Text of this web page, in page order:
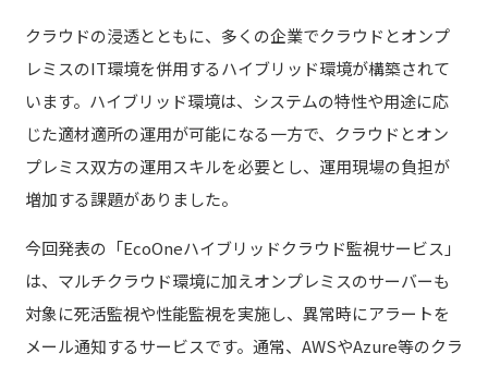
クラウドの浸透とともに、多くの企業でクラウドとオンプ
レミスのIT環境を併用するハイブリッド環境が構築されて
います。ハイブリッド環境は、システムの特性や用途に応
じた適材適所の運用が可能になる一方で、クラウドとオン
プレミス双方の運用スキルを必要とし、運用現場の負担が
増加する課題がありました。
今回発表の「EcoOneハイブリッドクラウド監視サービス」
は、マルチクラウド環境に加えオンプレミスのサーバーも
対象に死活監視や性能監視を実施し、異常時にアラートを
メール通知するサービスです。通常、AWSやAzure等のクラ